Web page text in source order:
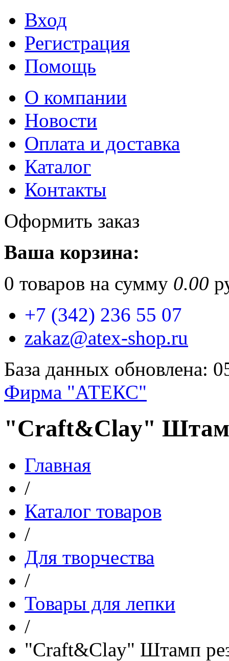
Вход
Регистрация
Помощь
О компании
Новости
Оплата и доставка
Каталог
Контакты
Оформить заказ
Ваша корзина:
0 товаров на сумму 0.00
+7 (342) 236 55 07
zakaz@atex-shop.ru
База данных обновлена:
Фирма "АТЕКС"
"Craft&Clay"
Главная
/
Каталог товаров
/
Для творчества
/
Товары для лепки
/
"Craft&Clay" Штамп